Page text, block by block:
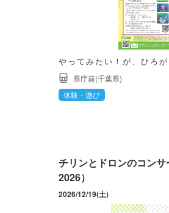
やってみたい！が、ひろ
県庁前(千葉県)
体験・遊び
チリンとドロンのコン
2026）
2026/12/19(土)